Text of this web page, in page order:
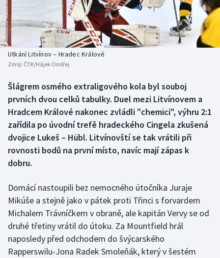
Baseball a softbal
Basketbal
Biatlon
Box
Curling
Dostihy
Futsal
Golf
Gymnastika
Soutěže
Historické návraty
Aplikace ČT sport
Utkání Litvínov – Hradec Králové
Zdroj: ČTK/Hájek Ondřej
Šlágrem osmého extraligového kola byl souboj
prvních dvou celků tabulky. Duel mezi Litvínovem a
Hradcem Králové nakonec zvládli "chemici", výhru 2:1
zařídila po úvodní trefě hradeckého Cingela zkušená
dvojice Lukeš – Hübl. Litvínovští se tak vrátili při
rovnosti bodů na první místo, navíc mají zápas k
dobru.
Domácí nastoupili bez nemocného útočníka Juraje
Mikúše a stejně jako v pátek proti Třinci s forvardem
Michalem Trávníčkem v obraně, ale kapitán Vervy se od
druhé třetiny vrátil do útoku. Za Mountfield hrál
naposledy před odchodem do švýcarského
Rapperswilu-Jona Radek Smoleňák, který v šestém